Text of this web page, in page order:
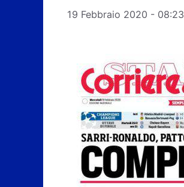
19 Febbraio 2020 - 08:23